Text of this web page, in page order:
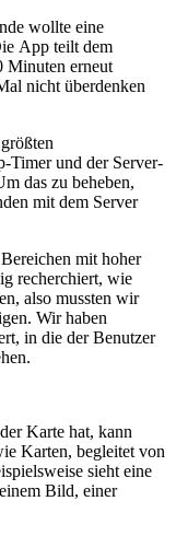
wollte eine
App teilt dem
Minuten erneut
nicht überdenken
Timer und der Server-
das zu beheben,
mit dem Server
mit hoher
recherchiert, wie
also mussten wir
Wir haben
in die der Benutzer
Karte hat, kann
Karten, begleitet von
sieht eine
Bild, einer